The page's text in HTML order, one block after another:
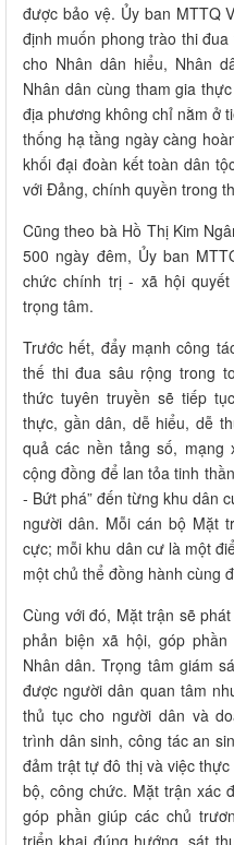
được bảo vệ. Ủy ban MTTQ
định muốn phong trào thi
cho Nhân dân hiểu, Nhân
Nhân dân cùng tham gia
địa phương không chỉ nằm ở
thống hạ tầng ngày càng
khối đại đoàn kết toàn dân
với Đảng, chính quyền trong
Cũng theo bà Hồ Thị Kim
500 ngày đêm, Ủy ban
chức chính trị - xã hội
trọng tâm.
Trước hết, đẩy mạnh công
thế thi đua sâu rộng trong
thức tuyên truyền sẽ tiếp
thực, gần dân, dễ hiểu, dễ
quả các nền tảng số, mạng
cộng đồng để lan tỏa tinh
- Bứt phá” đến từng khu dân
người dân. Mỗi cán bộ Mặt
cực; mỗi khu dân cư là một
một chủ thể đồng hành cùng
Cùng với đó, Mặt trận sẽ
phản biện xã hội, góp
Nhân dân. Trọng tâm giám
được người dân quan tâm
thủ tục cho người dân và
trình dân sinh, công tác an
đảm trật tự đô thị và việc
bộ, công chức. Mặt trận xác
góp phần giúp các chủ
triển khai đúng hướng, sát